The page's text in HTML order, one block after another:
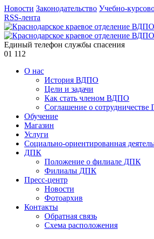
Новости Законодательство Учебно-
RSS-лента
Единый телефон службы спасения
01 112
О нас
История ВДПО
Цели и задачи
Как стать членом ВДПО
Соглашение о
Обучение
Магазин
Услуги
Социально-ориентированная
ДПК
Положение о филиале ДПК
Филиалы ДПК
Пресс-центр
Новости
Фотоархив
Контакты
Обратная связь
Схема расположения